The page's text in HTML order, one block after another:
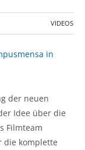
VIDEOS
in
der neuen
Idee über die
Filmteam
die komplette